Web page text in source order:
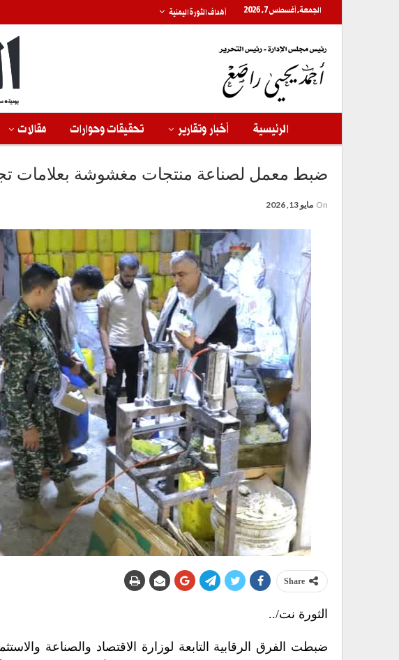
الجمعة, أغسطس 7, 2026 أهداف الثورة اليمنية
الرئيسية أخبار وتقارير تحقيقات وحوارات مقالات
ضبط معمل لصناعة منتجات مغشوشة بعلامات
On مايو 13, 2026
Share
الثورة نت/..
ضبطت الفرق الرقابية التابعة لوزارة الاقتصاد والصناعة